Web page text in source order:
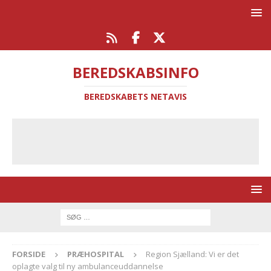
BEREDSKABSINFO
BEREDSKABETS NETAVIS
FORSIDE PRÆHOSPITAL
Region Sjælland: Vi er det
oplagte valg til ny ambulanceuddannelse